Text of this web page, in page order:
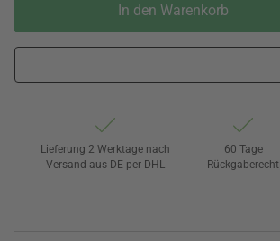
In den Warenkorb
Lieferung 2 Werktage nach
Versand aus DE per DHL
60 Tage
Rückgaberecht